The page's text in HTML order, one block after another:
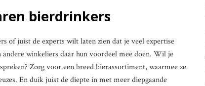
bierdrinkers
of juist de experts wilt laten zien dat je veel expertise
andere winkeliers daar hun voordeel mee doen. Wil je
Zorg voor een breed bierassortiment, waarmee ze
En duik juist de diepte in met meer diepgaande